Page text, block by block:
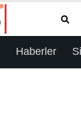
Haberler